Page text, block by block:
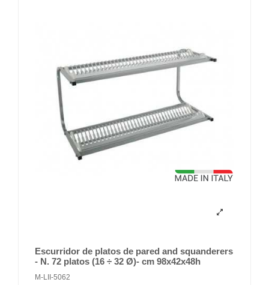
Escurridor de platos de pared and squanderers
- N. 72 platos (16 ÷ 32 Ø)- cm 98x42x48h
M-LII-5062